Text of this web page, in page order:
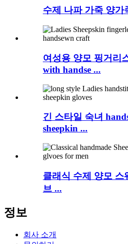
수제 나파 가죽 양가
여성용 양모 핑거리
with handse ...
긴 스타일 숙녀
sheepkin ...
클래식 수제 양모 스
브 ...
정보
회사 소개